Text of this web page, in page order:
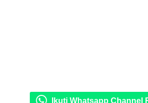
Ikuti Whatsapp Channel